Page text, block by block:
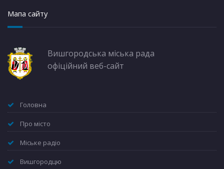
Мапа сайту
Вишгородська міська рада
офіційний веб-сайт
Головна
Про місто
Міське радіо
Вишгородцю